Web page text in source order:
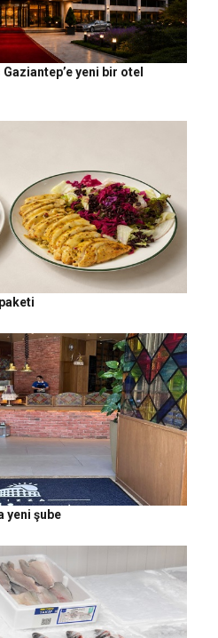
yeni bir otel
yeni şube